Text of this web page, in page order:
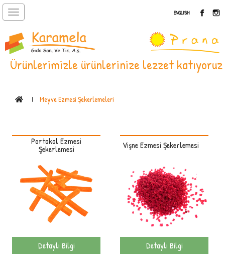
ENGLISH
Ürünlerimizle ürünlerinize lezzet katıyoruz
Toggle
Meyve Ezmesi Şekerlemeleri
Portakal Ezmesi
Şekerlemesi
Detaylı Bilgi
Vişne Ezmesi Şekerlemesi
Detaylı Bilgi